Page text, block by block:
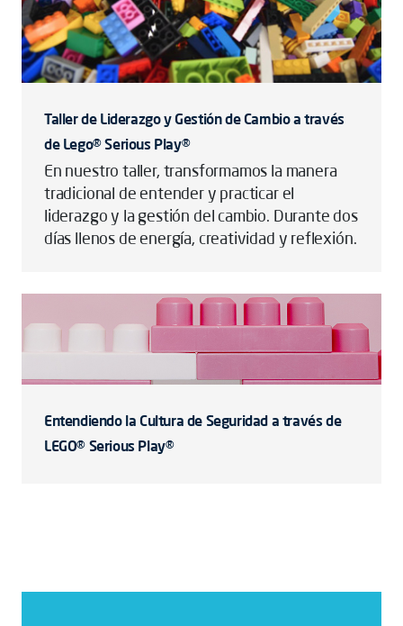
Taller de Liderazgo y Gestión de Cambio a través
de Lego® Serious Play®
En nuestro taller, transformamos la manera
tradicional de entender y practicar el
liderazgo y la gestión del cambio. Durante dos
días llenos de energía, creatividad y reflexión.
Entendiendo la Cultura de Seguridad a través de
LEGO® Serious Play®